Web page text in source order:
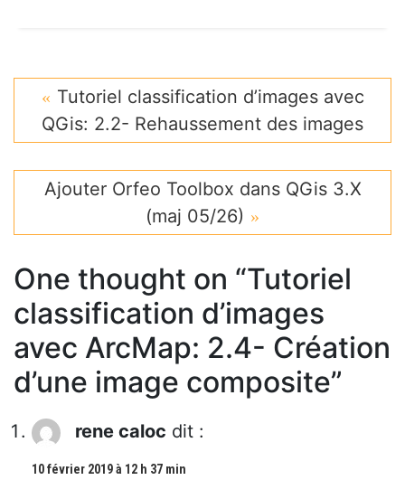
Tutoriel classification d’images avec
QGis: 2.2- Rehaussement des images
Ajouter Orfeo Toolbox dans QGis 3.X
(maj 05/26)
One thought on “Tutoriel
classification d’images
avec ArcMap: 2.4- Création
d’une image composite”
rene caloc dit :
10 février 2019 à 12 h 37 min